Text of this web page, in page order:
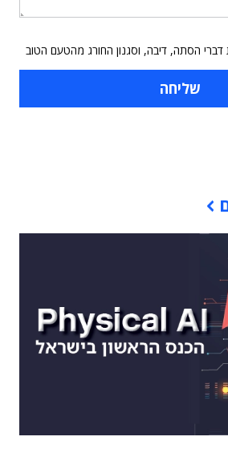
דברי הסתה, דיבה, וסגנון החורג מהטעם הטוב